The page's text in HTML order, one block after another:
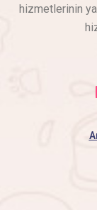
hizmetlerinin